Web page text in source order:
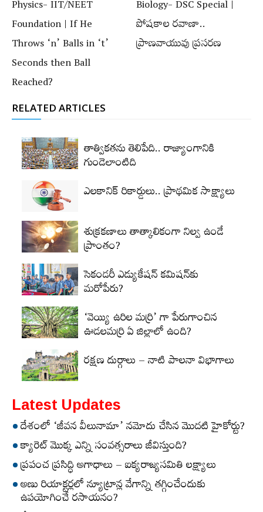
Physics- IIT/NEET
Foundation | If He
Throws ‘n’ Balls in ‘t’
Seconds then Ball
Reached?
Biology- DSC Special |
పోషకాల రవాణా..
ప్రాణవాయువు ప్రసరణ
RELATED ARTICLES
తాత్వికతను తెలిపేది.. రాజ్యాంగానికి
గుండెలాంటిది
ఎలకానిక్‌ రికార్డులు.. ప్రాథమిక సాక్ష్యాలు
శుక్రకణాలు తాత్కాలికంగా నిల్వ ఉండే
ప్రాంతం?
సెకండరీ ఎడ్యుకేషన్‌ కమిషన్‌కు
మరోపేరు?
‘వెయ్యి ఉరిల మర్రి’ గా పేరుగాంచిన
ఊడలమర్రి ఏ జిల్లాలో ఉంది?
రక్షణ దుర్గాలు – నాటి పాలనా విభాగాలు
Latest Updates
దేశంలో ‘జీవన వీలునామా’ నమోదు చేసిన మొదటి హైకోర్టు?
క్యారెట్‌ మొక్క ఎన్ని సంవత్సరాలు జీవిస్తుంది?
ప్రపంచ ప్రసిద్ధి అగాధాలు – ఐక్యరాజ్యసమితి లక్ష్యాలు
అణు రియాక్టర్లలో న్యూట్రాన్ల వేగాన్ని తగ్గించేందుకు
ఉపయోగించే రసాయనం?